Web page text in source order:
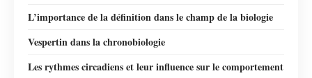
L’importance de la définition dans le champ de la biologie
Vespertin dans la chronobiologie
Les rythmes circadiens et leur influence sur le comportement